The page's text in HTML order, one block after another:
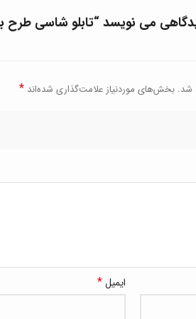
اس:
بی تی اس، هدیه‌ای زیبا و ماندگار برای
می نویسد “تابلو شاسی طرح
شد. بخش‌های موردنیاز علامت‌گذاری شده‌اند *
ایمیل*